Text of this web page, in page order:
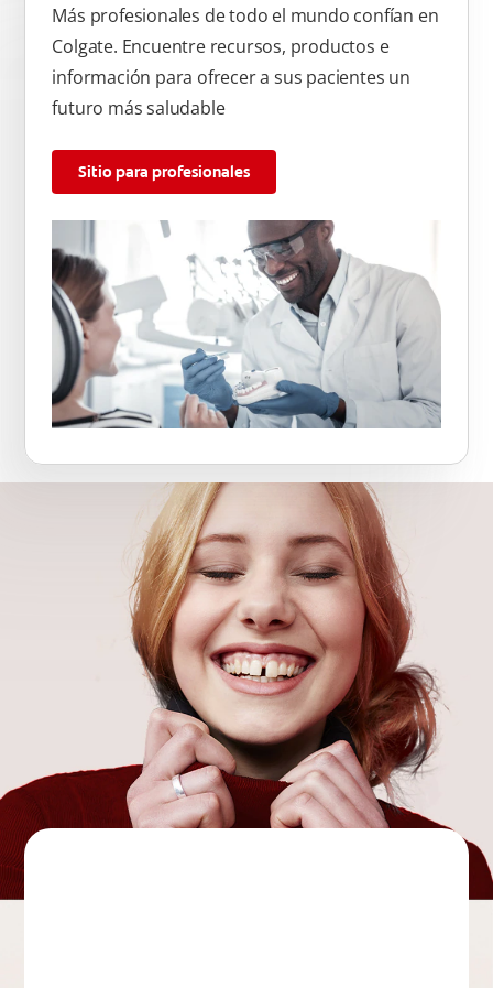
Más profesionales de todo el mundo confían en
Colgate. Encuentre recursos, productos e
información para ofrecer a sus pacientes un
futuro más saludable
Sitio para profesionales